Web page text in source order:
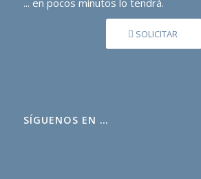
SOLICITAR
SÍGUENOS EN …